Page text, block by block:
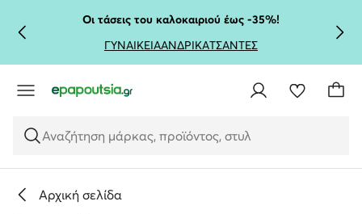
ΜΕΤΆΒΑΣΗ ΣΤΟ ΚΎΡΙΟ ΠΕΡΙΕΧΌΜΕΝΟ
ΜΕΤΆΒΑΣΗ ΣΤΗΝ ΑΝΑΖΉΤΗΣΗ
Οι τάσεις του καλοκαιριού έως -35%!
ΓΥΝΑΙΚΕΙΑΑΝΔΡΙΚΑΤΣΑΝΤΕΣ
Αναζήτηση μάρκας, προϊόντος, στυλ
Αρχική σελίδα